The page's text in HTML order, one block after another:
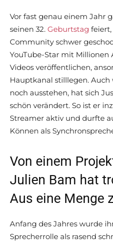
Vor fast genau einem Jahr
seinen 32. Geburtstag
Community schwer
YouTube-Star mit
Videos veröffentlichen,
Hauptkanal stilllegen.
noch ausstehen, hat sich
schön verändert. So ist er
Streamer aktiv und durfte
Können als
Von einem
Julien Bam hat
Aus eine Menge
Anfang des Jahres wurde
Sprecherrolle als rasend